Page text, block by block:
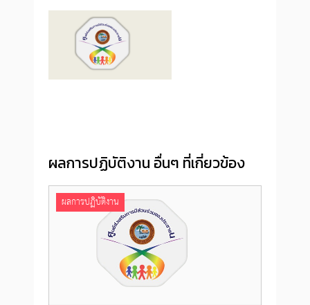
ผลการปฏิบัติงาน อื่นๆ ที่เกี่ยวข้อง
ผลการปฏิบัติงาน